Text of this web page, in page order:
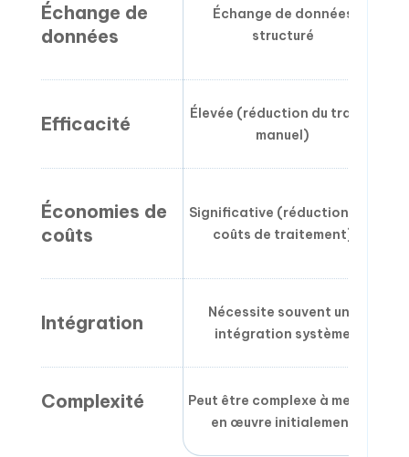
Échange de
données
Échange de données
structuré
Efficacité
Élevée (réduction du travail
manuel)
Économies de
coûts
Significative (réduction des
coûts de traitement)
Intégration
Nécessite souvent une
intégration système
Complexité
Peut être complexe à mettre
en œuvre initialement